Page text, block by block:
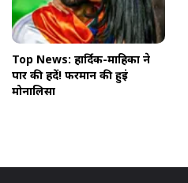
Top News: हार्दिक-माहिका ने
पार की हदें! फरमान की हुईं
मोनालिसा